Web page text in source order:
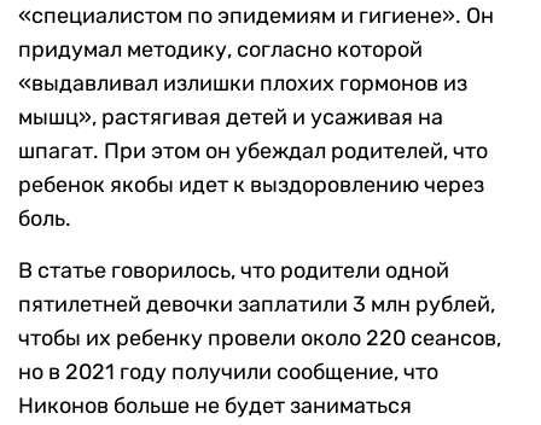
«специалистом по эпидемиям и гигиене». Он
придумал методику, согласно которой
«выдавливал излишки плохих гормонов из
мышц», растягивая детей и усаживая на
шпагат. При этом он убеждал родителей, что
ребенок якобы идет к выздоровлению через
боль.
В статье говорилось, что родители одной
пятилетней девочки заплатили 3 млн рублей,
чтобы их ребенку провели около 220 сеансов,
но в 2021 году получили сообщение, что
Никонов больше не будет заниматься